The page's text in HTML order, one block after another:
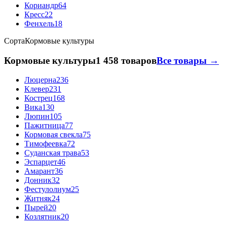
Кориандр64
Кресс22
Фенхель18
СортаКормовые культуры
Кормовые культуры1 458 товаровВсе товары →
Люцерна236
Клевер231
Кострец168
Вика130
Люпин105
Пажитница77
Кормовая свекла75
Тимофеевка72
Суданская трава53
Эспарцет46
Амарант36
Донник32
Фестулолиум25
Житняк24
Пырей20
Козлятник20